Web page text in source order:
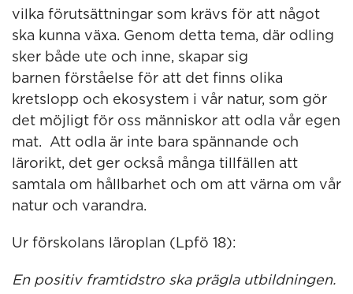
vilka förutsättningar som krävs för att något
ska kunna växa. Genom detta tema, där odling
sker både ute och inne, skapar sig
barnen förståelse för att det finns olika
kretslopp och ekosystem i vår natur, som gör
det möjligt för oss människor att odla vår egen
mat. Att odla är inte bara spännande och
lärorikt, det ger också många tillfällen att
samtala om hållbarhet och om att värna om vår
natur och varandra.
Ur förskolans läroplan (Lpfö 18):
En positiv framtidstro ska prägla utbildningen.